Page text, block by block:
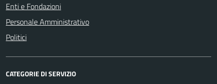
Enti e Fondazioni
Personale Amministrativo
Politici
CATEGORIE DI SERVIZIO